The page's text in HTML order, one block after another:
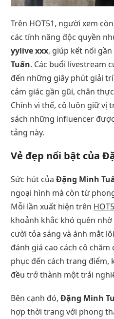
Trên HOT51, người xem
các tính năng độc quyền
yylive xxx, giúp kết nối
Tuấn. Các buổi livestream
đến những giây phút giải
cảm giác gần gũi, chân
Chính vì thế, cô luôn giữ vị
sách những influencer
tảng này.
Vẻ đẹp nổi bật của
Sức hút củaĐặng Minh
ngoại hình mà còn từ
Mỗi lần xuất hiện trên
khoảnh khắc khó quên
cười tỏa sáng và ánh mắt
đánh giá cao cách cô
phục đến cách trang điểm,
đều trở thành một trải
Bên cạnh đó,Đặng Minh
hợp thời trang với phong